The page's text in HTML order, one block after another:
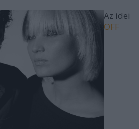
Az idei
OFF